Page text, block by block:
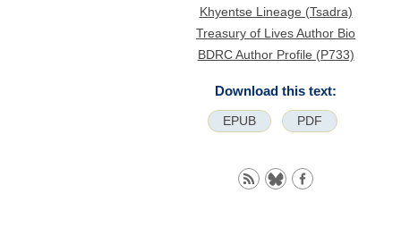
Khyentse Lineage (Tsadra)
Treasury of Lives Author Bio
BDRC Author Profile (P733)
Download this text:
EPUB PDF